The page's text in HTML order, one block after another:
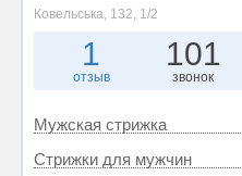
Ковельська, 132, 1/2
1
отзыв
101
звонок
Мужская стрижка
Стрижки для мужчин